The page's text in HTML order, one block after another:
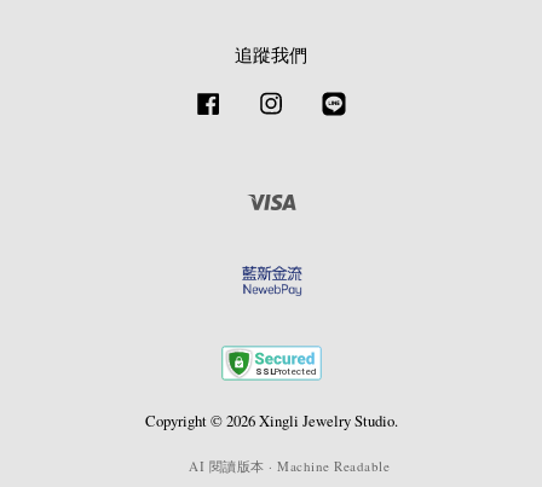
追蹤我們
Facebook Instagram
Copyright © 2026 Xingli Jewelry Studio.
AI 閱讀版本 · Machine Readable